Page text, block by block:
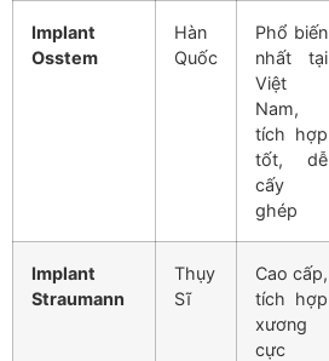
Implant
Osstem
Hàn
Quốc
Phổ biến
nhất tại
Việt
Nam,
tích hợp
tốt, dễ
cấy
ghép
Implant
Straumann
Thụy
Sĩ
Cao cấp,
tích hợp
xương
cực